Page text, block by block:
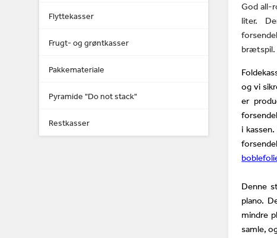
Flyttekasser
Frugt- og grøntkasser
Pakkemateriale
Pyramide "Do not stack"
Restkasser
God all-
liter.
brætspil.
og vi
er
i
Denne
plano.
mindre
samle,